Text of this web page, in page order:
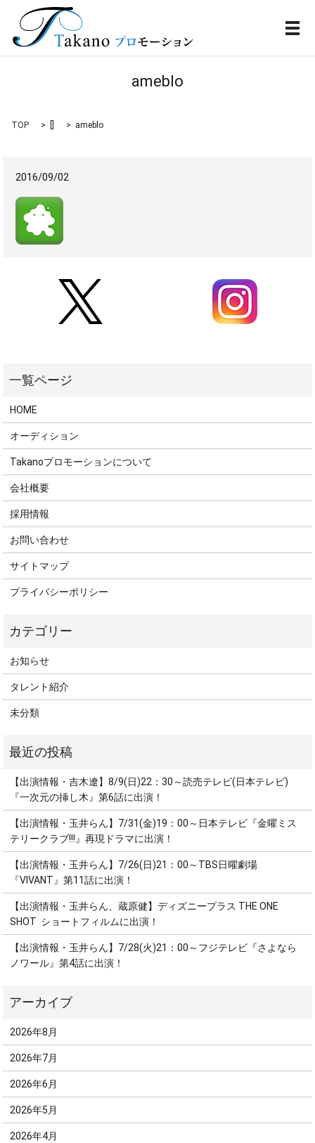
メ
ameblo
TOP ameblo
2016/09/02
HOME
オーディション
Takanoプロモーションについて
会社概要
採用情報
お問い合わせ
サイトマップ
プライバシーポリシー
お知らせ
タレント紹介
未分類
【出演情報・吉木遼】8/9(日)22：30～読売テレビ(日本テレビ)
『一次元の挿し木』第6話に出演！
【出演情報・玉井らん】7/31(金)19：00～日本テレビ『金曜ミス
テリークラブ!!!』再現ドラマに出演！
【出演情報・玉井らん】7/26(日)21：00～TBS日曜劇場
『VIVANT』第11話に出演！
【出演情報・玉井らん、蔵原健】ディズニープラス THE ONE
SHOT ショートフィルムに出演！
【出演情報・玉井らん】7/28(火)21：00～フジテレビ『さよなら
ノワール』第4話に出演！
2026年8月
2026年7月
2026年6月
2026年5月
2026年4月